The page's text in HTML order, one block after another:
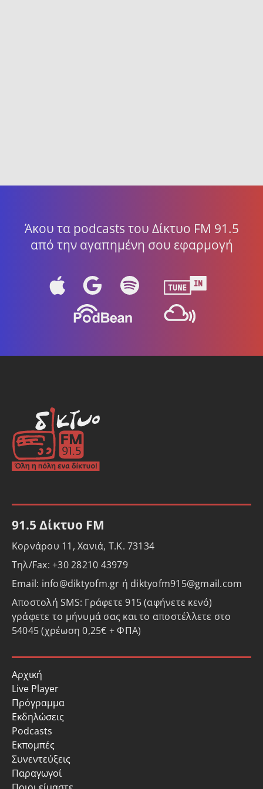
Άκου τα podcasts του Δίκτυο FM 91.5
από την αγαπημένη σου εφαρμογή
91.5 Δίκτυο FM
Κορνάρου 11, Χανιά, Τ.Κ. 73134
Τηλ/Fax: +30 28210 43979
Email: info@diktyofm.gr ή diktyofm915@gmail.com
Αποστολή SMS: Γράφετε 915 (αφήνετε κενό)
γράφετε το μήνυμά σας και το αποστέλλετε στο
54045 (χρέωση 0,25€ + ΦΠΑ)
Αρχική
Live Player
Πρόγραμμα
Εκδηλώσεις
Podcasts
Εκπομπές
Συνεντεύξεις
Παραγωγοί